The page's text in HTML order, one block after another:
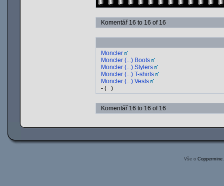
Komentář 16 to 16 of 16
Moncler
Moncler (...) Boots
Moncler (...) Stylers
Moncler (...) T-shirts
Moncler (...) Vests
- (...)
Komentář 16 to 16 of 16
Vše o Coppermine